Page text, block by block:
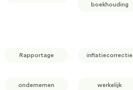
boekhouding
Rapportage inflatiecorrectie
ondernemen
werkelijk